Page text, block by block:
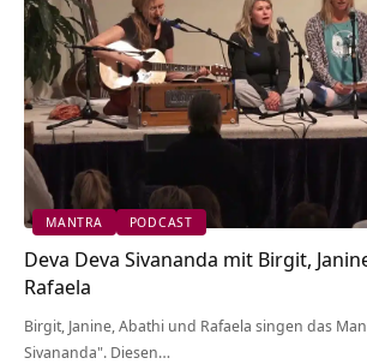
MANTRA PODCAST
Deva Deva Sivananda mit Birgit,
Rafaela
Birgit, Janine, Abathi und Rafaela singen das
Sivananda". Diesen…